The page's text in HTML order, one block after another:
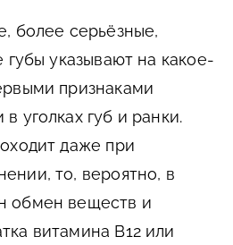
более серьёзные,
губы указывают на какое-
признаками
уголках губ и ранки.
даже при
то, вероятно, в
обмен веществ и
витамина В12 или